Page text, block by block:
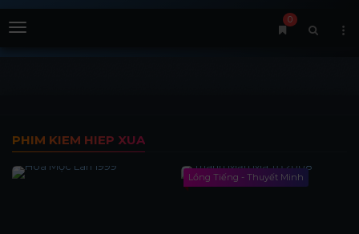
Menu
0
PHIM KIEM HIEP XUA
Lồng Tiếng - Thuyết Minh